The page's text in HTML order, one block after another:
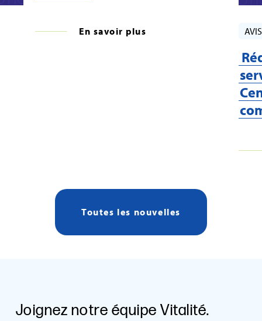
Toutes les nouvelles
En savoir plus
Joignez notre équipe Vitalité.